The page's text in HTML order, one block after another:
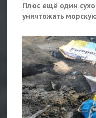
Плюс ещё один
уничтожать